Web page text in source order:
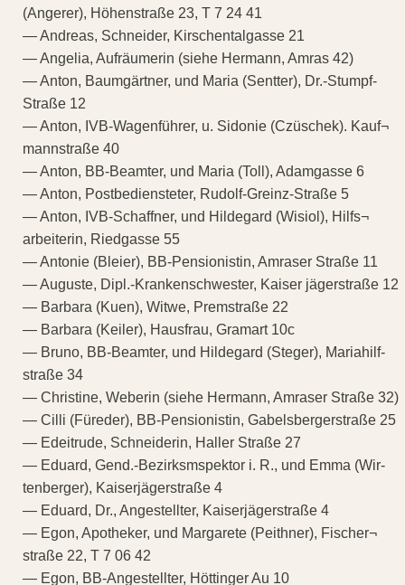
(Angerer), Höhenstraße 23, T 7 24 41
— Andreas, Schneider, Kirschentalgasse 21
— Angelia, Aufräumerin (siehe Hermann, Amras 42)
— Anton, Baumgärtner, und Maria (Sentter), Dr.-Stumpf-
Straße 12
— Anton, IVB-Wagenführer, u. Sidonie (Czüschek). Kauf¬
mannstraße 40
— Anton, BB-Beamter, und Maria (Toll), Adamgasse 6
— Anton, Postbediensteter, Rudolf-Greinz-Straße 5
— Anton, IVB-Schaffner, und Hildegard (Wisiol), Hilfs¬
arbeiterin, Riedgasse 55
— Antonie (Bleier), BB-Pensionistin, Amraser Straße 11
— Auguste, Dipl.-Krankenschwester, Kaiser jägerstraße 12
— Barbara (Kuen), Witwe, Premstraße 22
— Barbara (Keiler), Hausfrau, Gramart 10c
— Bruno, BB-Beamter, und Hildegard (Steger), Mariahilf-
straße 34
— Christine, Weberin (siehe Hermann, Amraser Straße 32)
— Cilli (Füreder), BB-Pensionistin, Gabelsbergerstraße 25
— Edeitrude, Schneiderin, Haller Straße 27
— Eduard, Gend.-Bezirksmspektor i. R., und Emma (Wir-
tenberger), Kaiserjägerstraße 4
— Eduard, Dr., Angestellter, Kaiserjägerstraße 4
— Egon, Apotheker, und Margarete (Peithner), Fischer¬
straße 22, T 7 06 42
— Egon, BB-Angestellter, Höttinger Au 10